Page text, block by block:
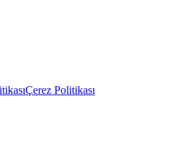
Çerez Politikası